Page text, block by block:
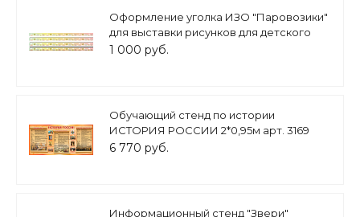
Оформление уголка ИЗО "Паровозики"
для выставки рисунков для детского
сада 4шт. 100*5 см арт. МАГ1593
1 000 руб.
Обучающий стенд по истории
ИСТОРИЯ РОССИИ 2*0,95м арт. 3169
6 770 руб.
Информационный стенд "Звери"